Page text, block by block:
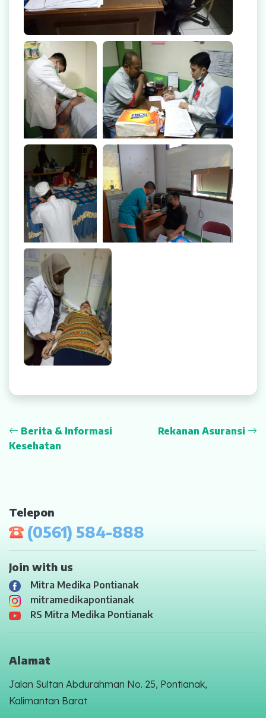
Artikel
Promo
Video Edukasi Kesehatan
Majalah
Berita & Informasi Kesehatan
Kegiatan
Menu Lain-lain
Rekanan Asuransi
Karir
On Site MCU Ke
Indofood
On Site MCU Ke Indofood
On Site MCU Ke
Indofood
On Site MCU Ke Indofood
On Site MCU Ke
Indofood
Berita & Informasi
Kesehatan
Rekanan Asuransi
Telepon
(0561) 584-888
Join with us
Mitra Medika Pontianak
mitramedikapontianak
RS Mitra Medika Pontianak
Alamat
Jalan Sultan Abdurahman No. 25, Pontianak,
Kalimantan Barat